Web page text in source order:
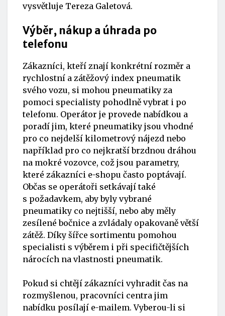
vysvětluje Tereza Galetová.
Výběr, nákup a úhrada po
telefonu
Zákazníci, kteří znají konkrétní rozměr a
rychlostní a zátěžový index pneumatik
svého vozu, si mohou pneumatiky za
pomoci specialisty pohodlně vybrat i po
telefonu. Operátor je provede nabídkou a
poradí jim, které pneumatiky jsou vhodné
pro co nejdelší kilometrový nájezd nebo
například pro co nejkratší brzdnou dráhou
na mokré vozovce, což jsou parametry,
které zákazníci e-shopu často poptávají.
Občas se operátoři setkávají také
s požadavkem, aby byly vybrané
pneumatiky co nejtišší, nebo aby měly
zesílené bočnice a zvládaly opakovaně větší
zátěž. Díky šířce sortimentu pomohou
specialisti s výběrem i při specifičtějších
nárocích na vlastnosti pneumatik.
Pokud si chtějí zákazníci vyhradit čas na
rozmyšlenou, pracovníci centra jim
nabídku posílají e-mailem. Vyberou-li si